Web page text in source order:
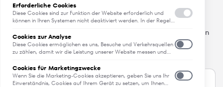
Sie anzupassen, Analysen durchzuführen und personalisierte
Werbung über unsere Websites, Apps und Newsletter im
Internet und über Social-Media-Plattformen bereitzustellen. Zu
Browsing-Verhalten und zum verwendeten Gerät.
Erforderliche Cookies
Diese Cookies sind zur Funktion der Website erforderlich und
können in Ihren Systemen nicht deaktiviert werden. In der Regel
Aktionen gesetzt, die einer Dienstanforderung entsprechen, wie
etwa dem Festlegen Ihrer Datenschutzeinstellungen, dem
Anmelden oder dem Ausfüllen von Formularen. Sie können Ihren
diese Cookies benachrichtigt werden. Einige Bereiche der
Website funktionieren dann aber nicht. Diese Cookies speichern
keine personenbezogenen Daten.
Cookies zur Analyse
Diese Cookies ermöglichen es uns, Besuche und Verkehrsquellen
zu zählen, damit wir die Leistung unserer Website messen und
der Fragen, welche Seiten am beliebtesten sind, welche am
wenigsten genutzt werden und wie sich Besucher auf der
Website bewegen. Alle von diesen Cookies erfassten
Cookies für Marketingzwecke
Wenn Sie die Marketing-Cookies akzeptieren, geben Sie uns Ihr
Einverständnis, Cookies auf Ihrem Gerät zu setzen, um Ihnen
Angebote, Neuheiten und Trends
Erfahren Sie als erstes von Neuheiten, Trends und aktuellen
Angeboten.
All das - direkt in Ihren Posteingang.